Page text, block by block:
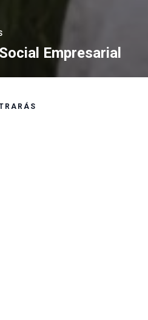
Empresarial